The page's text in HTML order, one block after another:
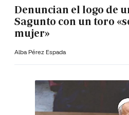
Denuncian el logo de
Sagunto con un toro
mujer»
Alba Pérez Espada